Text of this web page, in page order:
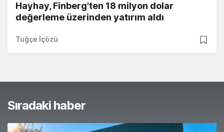
Hayhay, Finberg'ten 18 milyon dolar
değerleme üzerinden yatırım aldı
Tuğçe İçözü
Sıradaki haber